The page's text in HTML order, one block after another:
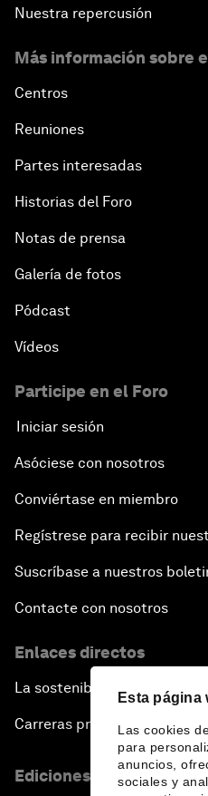
Esta página
Las cookies
para
anuncios,
sociales y
Nuestra repercusión
Más información sobre
Centros
Reuniones
Partes interesadas
Historias del Foro
Notas de prensa
Galería de fotos
Pódcast
Vídeos
Participe en el Foro
Iniciar sesión
Asóciese con nosotros
Conviértase en miembro
Regístrese para recibir
Suscríbase a nuestros
Contacte con nosotros
Enlaces directos
La sostenibilidad en el Foro
Carreras profesionales
Ediciones en otros